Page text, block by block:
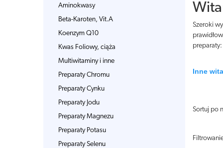
Aminokwasy
Beta-Karoten, Vit.A
Koenzym Q10
Kwas Foliowy, ciąża
Multiwitaminy i inne
Preparaty Chromu
Preparaty Cynku
Preparaty Jodu
Preparaty Magnezu
Preparaty Potasu
Preparaty Selenu
Szeroki
Inne
Sortuj po